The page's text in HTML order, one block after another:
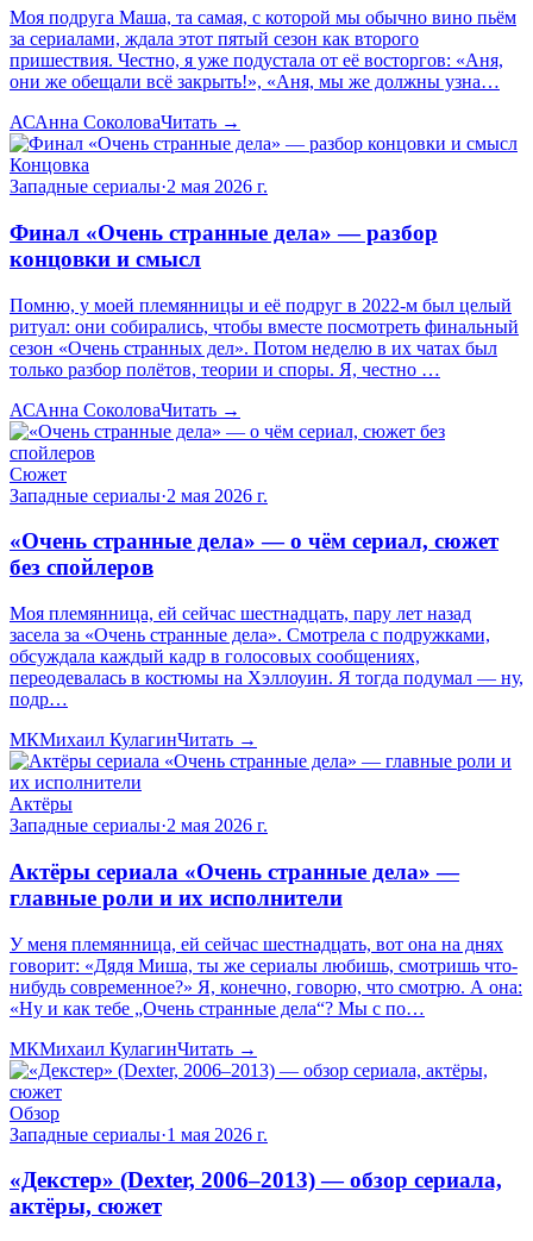
Моя подруга Маша, та самая, с которой мы обычно вино пьём
за сериалами, ждала этот пятый сезон как второго
пришествия. Честно, я уже подустала от её восторгов: «Аня,
они же обещали всё закрыть!», «Аня, мы же должны узна…
АСАнна СоколоваЧитать →
Концовка
Западные сериалы·2 мая 2026 г.
Финал «Очень странные дела» — разбор
концовки и смысл
Помню, у моей племянницы и её подруг в 2022-м был целый
ритуал: они собирались, чтобы вместе посмотреть финальный
сезон «Очень странных дел». Потом неделю в их чатах был
только разбор полётов, теории и споры. Я, честно …
АСАнна СоколоваЧитать →
Сюжет
Западные сериалы·2 мая 2026 г.
«Очень странные дела» — о чём сериал, сюжет
без спойлеров
Моя племянница, ей сейчас шестнадцать, пару лет назад
засела за «Очень странные дела». Смотрела с подружками,
обсуждала каждый кадр в голосовых сообщениях,
переодевалась в костюмы на Хэллоуин. Я тогда подумал — ну,
подр…
МКМихаил КулагинЧитать →
Актёры
Западные сериалы·2 мая 2026 г.
Актёры сериала «Очень странные дела» —
главные роли и их исполнители
У меня племянница, ей сейчас шестнадцать, вот она на днях
говорит: «Дядя Миша, ты же сериалы любишь, смотришь что-
нибудь современное?» Я, конечно, говорю, что смотрю. А она:
«Ну и как тебе „Очень странные дела“? Мы с по…
МКМихаил КулагинЧитать →
Обзор
Западные сериалы·1 мая 2026 г.
«Декстер» (Dexter, 2006–2013) — обзор сериала,
актёры, сюжет